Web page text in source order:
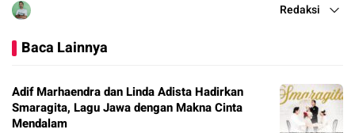
Redaksi
Baca Lainnya
Adif Marhaendra dan Linda Adista Hadirkan
Smaragita, Lagu Jawa dengan Makna Cinta
Mendalam